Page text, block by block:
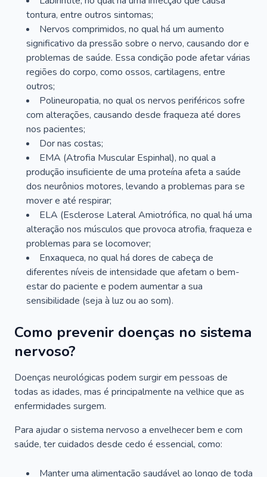
tontura, entre outros sintomas;
Nervos comprimidos, no qual há um aumento
significativo da pressão sobre o nervo, causando dor e
problemas de saúde. Essa condição pode afetar várias
regiões do corpo, como ossos, cartilagens, entre
outros;
Polineuropatia, no qual os nervos periféricos sofre
com alterações, causando desde fraqueza até dores
nos pacientes;
Dor nas costas;
EMA (Atrofia Muscular Espinhal), no qual a
produção insuficiente de uma proteína afeta a saúde
dos neurônios motores, levando a problemas para se
mover e até respirar;
ELA (Esclerose Lateral Amiotrófica, no qual há uma
alteração nos músculos que provoca atrofia, fraqueza e
problemas para se locomover;
Enxaqueca, no qual há dores de cabeça de
diferentes níveis de intensidade que afetam o bem-
estar do paciente e podem aumentar a sua
sensibilidade (seja à luz ou ao som).
Como prevenir doenças no sistema
nervoso?
Doenças neurológicas podem surgir em pessoas de
todas as idades, mas é principalmente na velhice que as
enfermidades surgem.
Para ajudar o sistema nervoso a envelhecer bem e com
saúde, ter cuidados desde cedo é essencial, como:
Manter uma alimentação saudável ao longo de toda